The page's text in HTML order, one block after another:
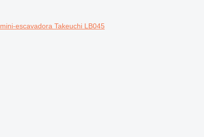
mini-escavadora Takeuchi LB045